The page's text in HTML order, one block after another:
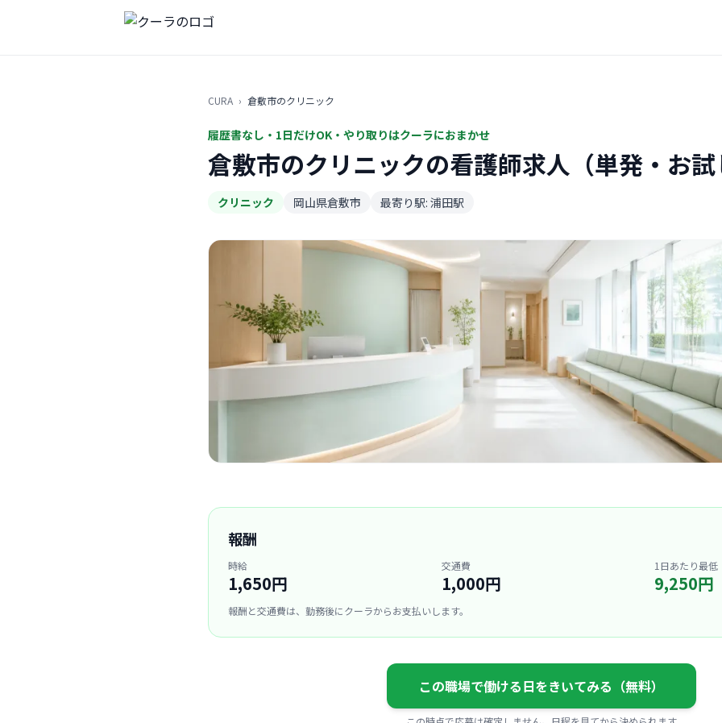
CURA › 倉敷市のクリニック
履歴書なし・1日だけOK・やり取りはクーラにおまかせ
倉敷市のクリニックの看護師求人（単発・お試
クリニック 岡山県倉敷市 最寄り駅: 浦田駅
報酬
時給
1,650円
交通費
1,000円
1日あたり最低
9,250円
報酬と交通費は、勤務後にクーラからお支払いします。
この職場で働ける日をきいてみる（無料）